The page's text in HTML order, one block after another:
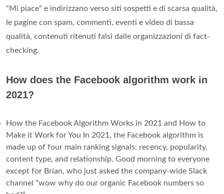
“Mi piace” e indirizzano verso siti sospetti e di scarsa qualità,
le pagine con spam, commenti, eventi e video di bassa
qualità, contenuti ritenuti falsi dalle organizzazioni di fact-
checking.
How does the Facebook algorithm work in
2021?
How the Facebook Algorithm Works in 2021 and How to
Make it Work for You In 2021, the Facebook algorithm is
made up of four main ranking signals: recency, popularity,
content type, and relationship. Good morning to everyone
except for Brian, who just asked the company-wide Slack
channel “wow why do our organic Facebook numbers so